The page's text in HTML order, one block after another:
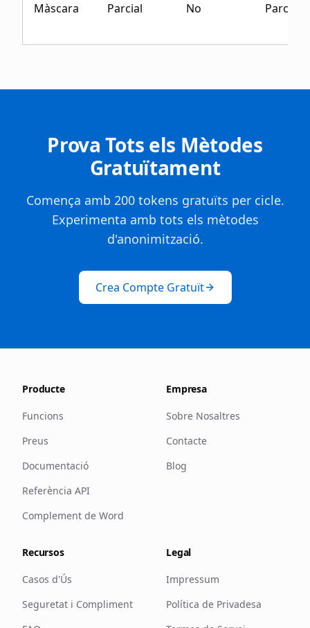
Màscara Parcial No Parcial
Prova Tots els Mètodes
Gratuïtament
Comença amb 200 tokens gratuïts per cicle.
Experimenta amb tots els mètodes
d'anonimització.
Crea Compte Gratuït
Producte
Funcions
Preus
Documentació
Referència API
Complement de Word
Empresa
Sobre Nosaltres
Contacte
Blog
Recursos
Casos d'Ús
Seguretat i Compliment
Legal
Impressum
Política de Privadesa